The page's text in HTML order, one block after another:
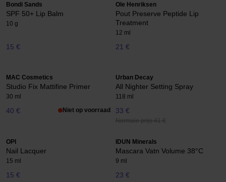
Bondi Sands
SPF 50+ Lip Balm
10 g
15 €
Ole Henriksen
Pout Preserve Peptide Lip
Treatment
12 ml
21 €
MAC Cosmetics
Studio Fix Mattifine Primer
30 ml
40 € Niet op voorraad
Urban Decay
All Nighter Setting Spray
118 ml
33 €
Normale prijs 41 €
OPI
Nail Lacquer
15 ml
15 €
IDUN Minerals
Mascara Vatn Volume 38°C
9 ml
23 €